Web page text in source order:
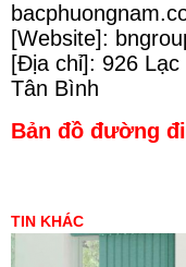
[Website]:
[Địa chỉ]: 926
Tân Bình
Bản đồ đường
TIN KHÁC